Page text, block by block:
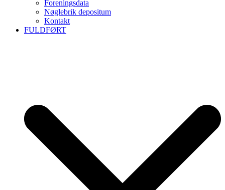
Foreningsdata
Nøglebrik depositum
Kontakt
FULDFØRT